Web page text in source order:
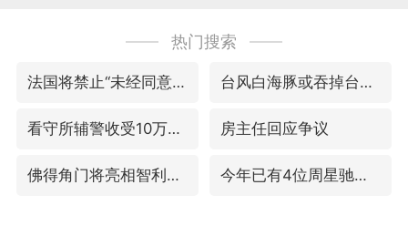
热门搜索
法国将禁止“未经同意的电话营销” 台风白海豚或吞掉台风鲸鱼
看守所辅警收受10万获刑1年 房主任回应争议
佛得角门将亮相智利俱乐部主场 今年已有4位周星驰电影配角去世